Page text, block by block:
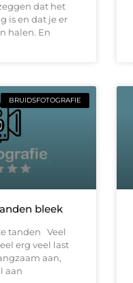
dat het
is en dat je er
halen. En
BRUIDSFOTOGRAFIE
bleek
tanden Veel
erg veel last
aan,
aan